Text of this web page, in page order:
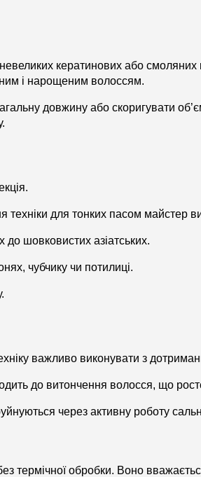
кератинових або смоляних
і нарощеним волоссям.
довжину або скоригувати
для тонких пасом майстер
шовковистих азіатських.
чубчику чи потилиці.
важливо виконувати з
до витончення волосся, що
через активну роботу
обробки. Воно